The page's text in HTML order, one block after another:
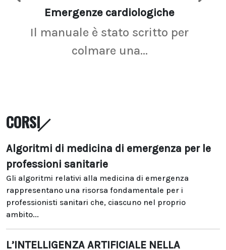
Emergenze cardiologiche
Il manuale è stato scritto per
colmare una...
CORSI
Algoritmi di medicina di emergenza per le
professioni sanitarie
Gli algoritmi relativi alla medicina di emergenza
rappresentano una risorsa fondamentale per i
professionisti sanitari che, ciascuno nel proprio
ambito...
L’INTELLIGENZA ARTIFICIALE NELLA